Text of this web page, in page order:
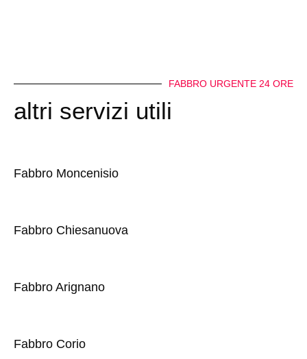
FABBRO URGENTE 24 ORE
altri servizi utili
Fabbro Moncenisio
Fabbro Chiesanuova
Fabbro Arignano
Fabbro Corio